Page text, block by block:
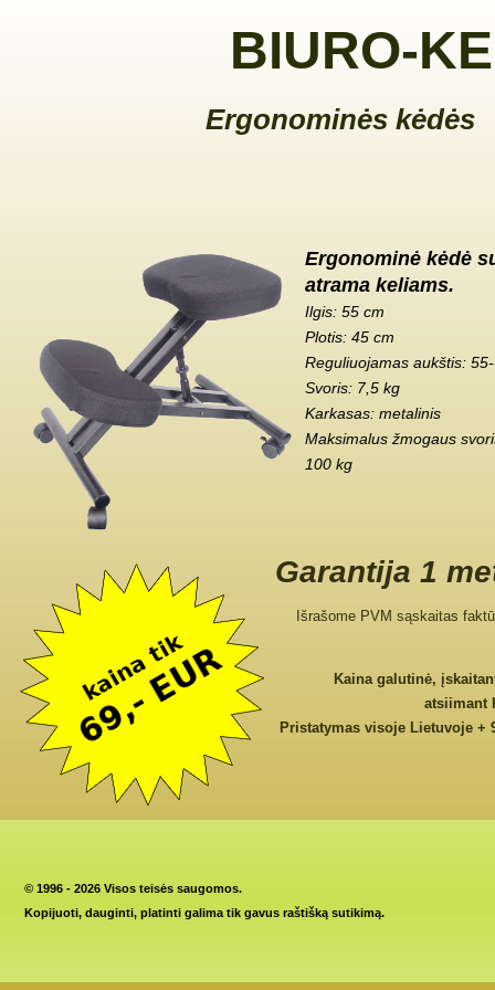
BIURO-
Ergonominės kėdės
Ergonominė kėdė
atrama keliams.
Ilgis: 55 cm
Plotis: 45 cm
Reguliuojamas aukštis:
Svoris: 7,5 kg
Karkasas: metalinis
Maksimalus žmogaus
100 kg
Garantija 1
Išrašome PVM sąskaitas
Kaina galutinė,
atsiimant
Pristatymas visoje Lietuvoje +
© 1996 - 2026 Visos teisės saugomos.
Kopijuoti, dauginti, platinti galima tik gavus raštišką sutikimą.